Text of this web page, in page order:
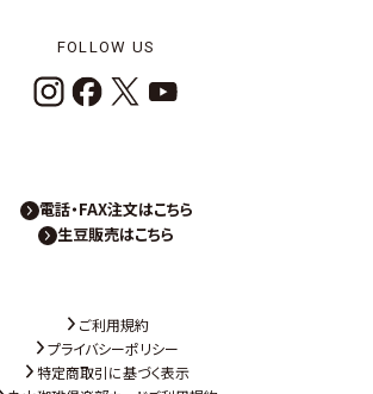
FOLLOW US
電話・FAX注文はこちら
生豆販売はこちら
ご利用規約
プライバシーポリシー
特定商取引に基づく表示